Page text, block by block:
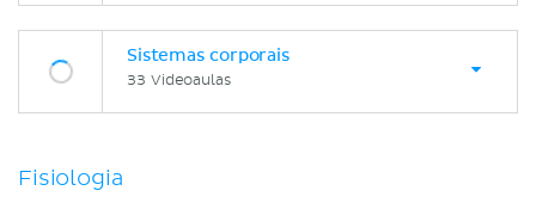
Sistemas corporais
33 Videoaulas
Fisiologia